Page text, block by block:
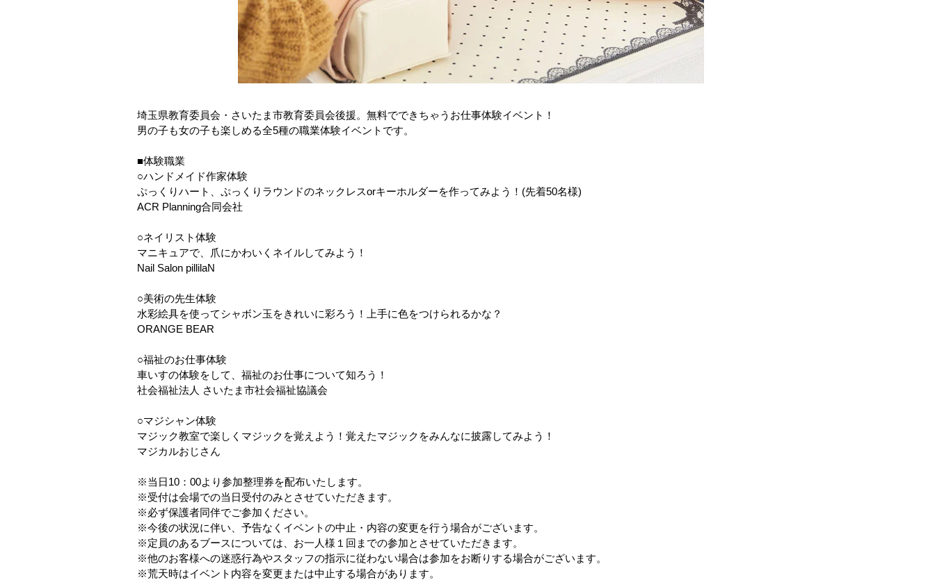
埼玉県教育委員会・さいたま市教育委員会後援。無料でできちゃうお仕事体験イベント！
男の子も女の子も楽しめる全5種の職業体験イベントです。
■体験職業
○ハンドメイド作家体験
ぷっくりハート、ぷっくりラウンドのネックレスorキーホルダーを作ってみよう！(先着50名様)
ACR Planning合同会社
○ネイリスト体験
マニキュアで、爪にかわいくネイルしてみよう！
Nail Salon pillilaN
○美術の先生体験
水彩絵具を使ってシャボン玉をきれいに彩ろう！上手に色をつけられるかな？
ORANGE BEAR
○福祉のお仕事体験
車いすの体験をして、福祉のお仕事について知ろう！
社会福祉法人 さいたま市社会福祉協議会
○マジシャン体験
マジック教室で楽しくマジックを覚えよう！覚えたマジックをみんなに披露してみよう！
マジカルおじさん
※当日10：00より参加整理券を配布いたします。
※受付は会場での当日受付のみとさせていただきます。
※必ず保護者同伴でご参加ください。
※今後の状況に伴い、予告なくイベントの中止・内容の変更を行う場合がございます。
※定員のあるブースについては、お一人様１回までの参加とさせていただきます。
※他のお客様への迷惑行為やスタッフの指示に従わない場合は参加をお断りする場合がございます。
※荒天時はイベント内容を変更または中止する場合があります。